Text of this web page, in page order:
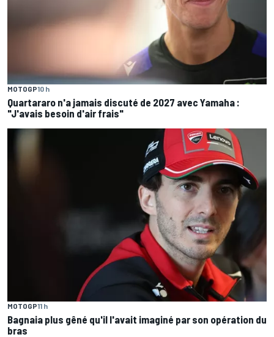
MOTOGP10 h
Quartararo n'a jamais discuté de 2027 avec Yamaha :
"J'avais besoin d'air frais"
MOTOGP11 h
Bagnaia plus gêné qu'il l'avait imaginé par son opération du
bras